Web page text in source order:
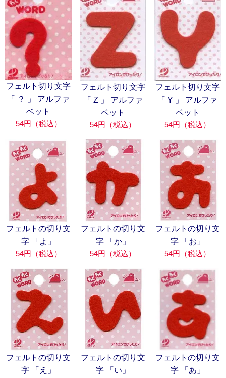
フェルト切り文字
「 ？ 」 アルファ
ベット
54円（税込）
フェルト切り文字
「 Z 」 アルファ
ベット
54円（税込）
フェルト切り文字
「 Y 」 アルファ
ベット
54円（税込）
フェルトの切り文
字 「よ」
54円（税込）
フェルトの切り文
字 「か」
54円（税込）
フェルトの切り文
字 「お」
54円（税込）
フェルトの切り文
字 「え」
フェルトの切り文
字 「い」
フェルトの切り文
字 「あ」